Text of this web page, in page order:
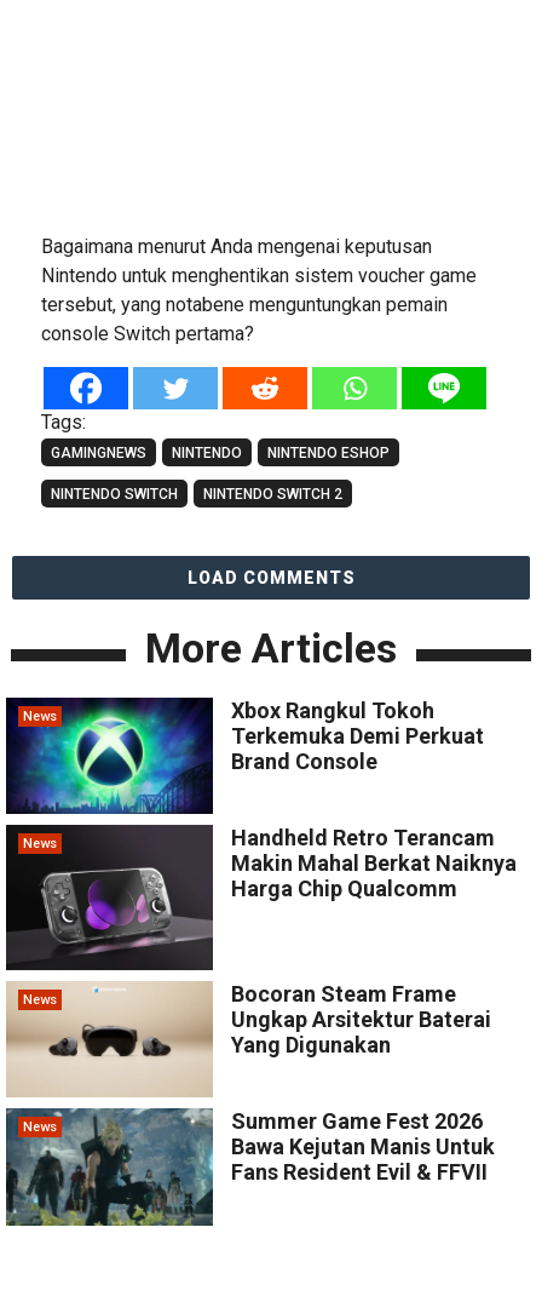
Bagaimana menurut Anda mengenai keputusan
Nintendo untuk menghentikan sistem voucher game
tersebut, yang notabene menguntungkan pemain
console Switch pertama?
Tags:
GAMINGNEWS NINTENDO NINTENDO ESHOP
NINTENDO SWITCH NINTENDO SWITCH 2
LOAD COMMENTS
More Articles
News
Xbox Rangkul Tokoh
Terkemuka Demi Perkuat
Brand Console
News
Handheld Retro Terancam
Makin Mahal Berkat Naiknya
Harga Chip Qualcomm
News
Bocoran Steam Frame
Ungkap Arsitektur Baterai
Yang Digunakan
News
Summer Game Fest 2026
Bawa Kejutan Manis Untuk
Fans Resident Evil & FFVII